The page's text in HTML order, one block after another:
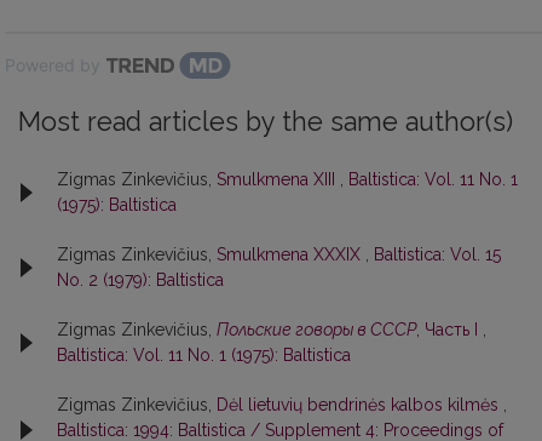
Powered by
Most read articles by the same author(s)
Zigmas Zinkevičius, Smulkmena XIII
Baltistica: Vol. 11 No. 1
(1975): Baltistica
Zigmas Zinkevičius, Smulkmena XXXIX
Baltistica: Vol. 15
No. 2 (1979): Baltistica
Zigmas Zinkevičius, Польские говоры в СССР, Часть I
Baltistica: Vol. 11 No. 1 (1975): Baltistica
Zigmas Zinkevičius, Dėl lietuvių bendrinės kalbos kilmės
Baltistica: 1994: Baltistica / Supplement 4: Proceedings of